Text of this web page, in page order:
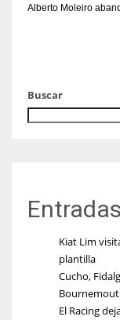
Alberto Moleiro
Buscar
Kiat Lim
plantilla
Cucho,
El Racing